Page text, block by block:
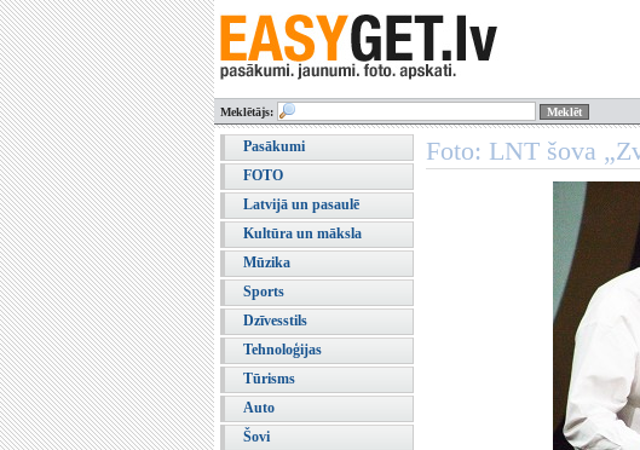
Meklētājs:
Pasākumi
FOTO
Latvijā un pasaulē
Kultūra un māksla
Mūzika
Sports
Dzīvesstils
Tehnoloģijas
Tūrisms
Auto
Šovi
Foto: LNT šova